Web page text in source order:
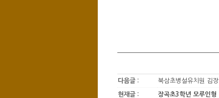
다음글 : 북삼초병설유치원 김
현재글 : 장곡초3학년 모루인형